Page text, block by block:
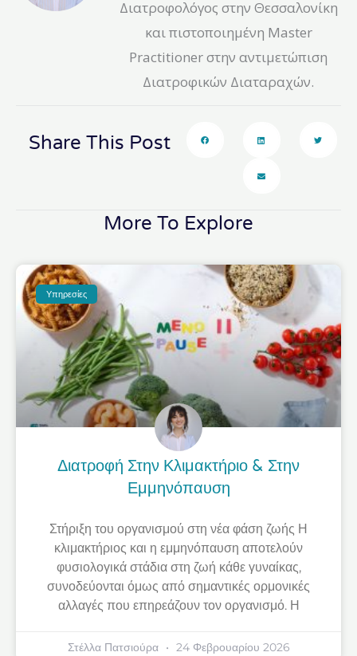
Διατροφολόγος στην Θεσσαλονίκη
και πιστοποιημένη Master
Practitioner στην αντιμετώπιση
Διατροφικών Διαταραχών.
Share This Post
More To Explore
Υπηρεσίες
Διατροφή Στην Κλιμακτήριο & Στην
Εμμηνόπαυση
Στήριξη του οργανισμού στη νέα φάση ζωής Η
κλιμακτήριος και η εμμηνόπαυση αποτελούν
φυσιολογικά στάδια στη ζωή κάθε γυναίκας,
συνοδεύονται όμως από σημαντικές ορμονικές
αλλαγές που επηρεάζουν τον οργανισμό. Η
Στέλλα Πατσιούρα 24 Φεβρουαρίου 2026